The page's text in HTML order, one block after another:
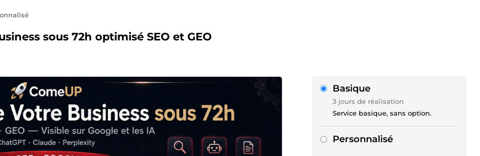
sous 72h optimisé SEO et GEO
Basique
3 jours de réalisation
Service basique, sans option.
Personnalisé